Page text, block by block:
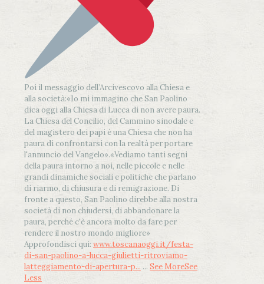
Poi il messaggio dell’Arcivescovo alla Chiesa e
alla società:«Io mi immagino che San Paolino
dica oggi alla Chiesa di Lucca di non avere paura.
La Chiesa del Concilio, del Cammino sinodale e
del magistero dei papi è una Chiesa che non ha
paura di confrontarsi con la realtà per portare
l'annuncio del Vangelo».«Vediamo tanti segni
della paura intorno a noi, nelle piccole e nelle
grandi dinamiche sociali e politiche che parlano
di riarmo, di chiusura e di remigrazione. Di
fronte a questo, San Paolino direbbe alla nostra
società di non chiudersi, di abbandonare la
paura, perché c'è ancora molto da fare per
rendere il nostro mondo migliore»
Approfondisci qui: www.toscanaoggi.it/festa-
di-san-paolino-a-lucca-giulietti-ritroviamo-
latteggiamento-di-apertura-p... ... See MoreSee
Less